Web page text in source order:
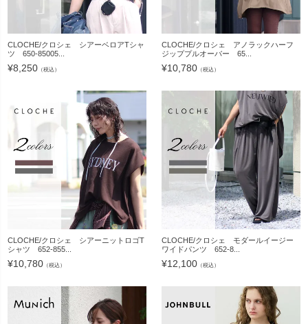
CLOCHE/クロシェ シアーベロアTシャ
ツ 650-85005...
¥8,250 （税込）
CLOCHE/クロシェ アノラックハーフ
ジッププルオーバー 65...
¥10,780 （税込）
CLOCHE/クロシェ シアーニットロゴT
シャツ 652-855...
¥10,780 （税込）
CLOCHE/クロシェ モダールイージー
ワイドパンツ 652-8...
¥12,100 （税込）